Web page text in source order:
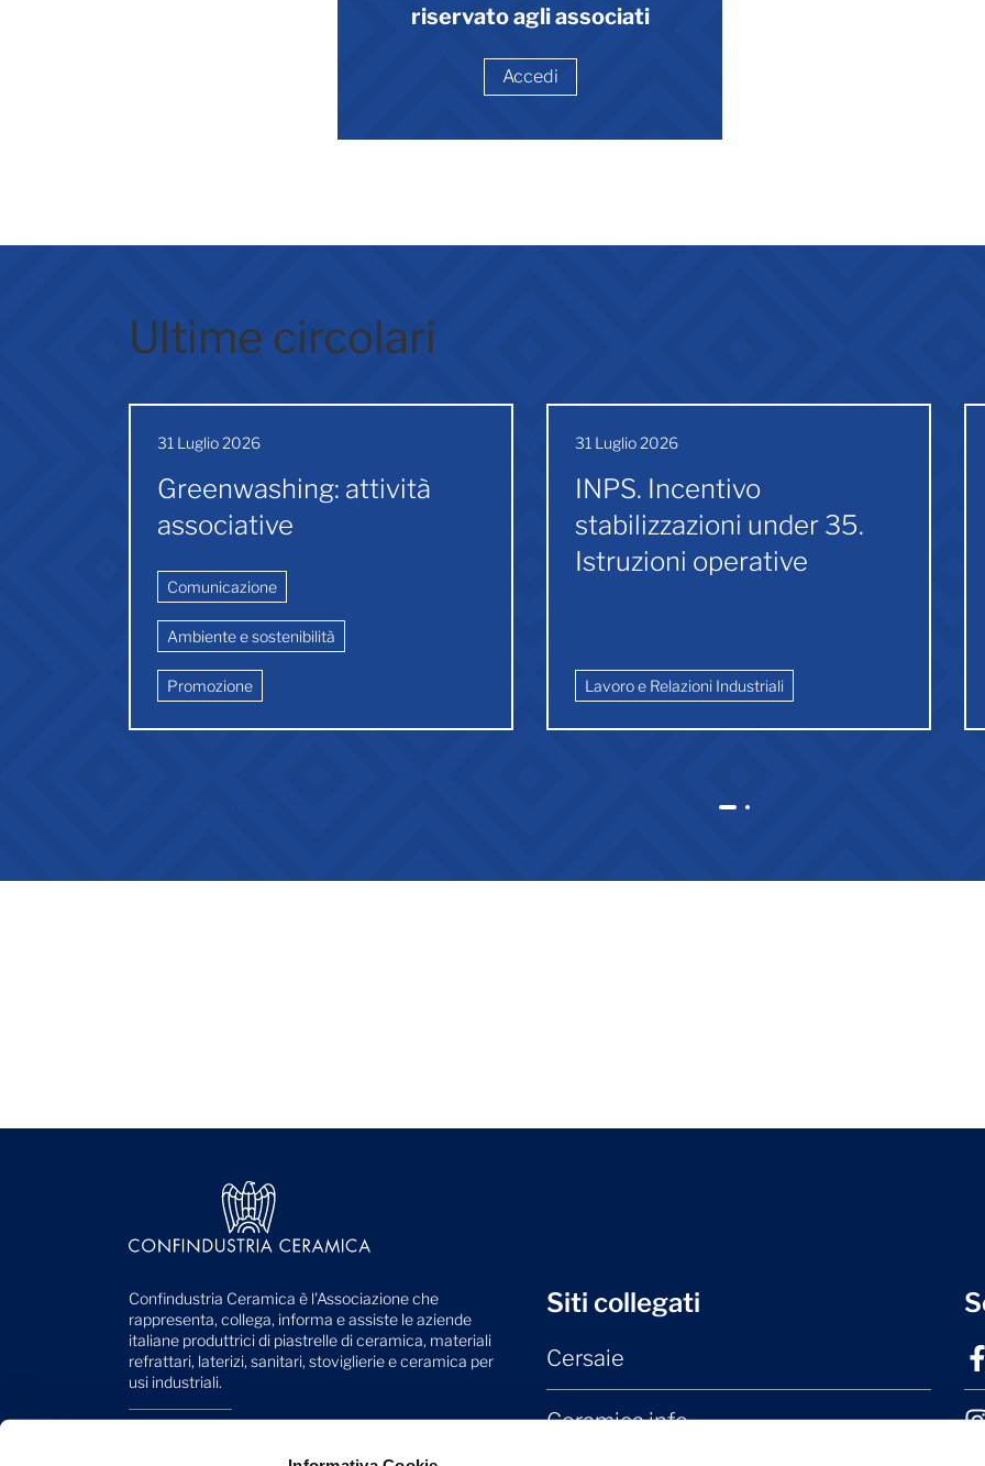
riservato agli associati
Accedi
Ultime circolari
31 Luglio 2026
Greenwashing: attività
associative
Comunicazione
Ambiente e sostenibilità
Promozione
31 Luglio 2026
INPS. Incentivo
stabilizzazioni under 35.
Istruzioni operative
Lavoro e Relazioni Industriali
1 2
Confindustria Ceramica è l'Associazione che
rappresenta, collega, informa e assiste le aziende
italiane produttrici di piastrelle di ceramica, materiali
refrattari, laterizi, sanitari, stoviglierie e ceramica per
usi industriali.
41049 Sassuolo (MO) - Italy
Siti collegati
Cersaie
Ceramica.info